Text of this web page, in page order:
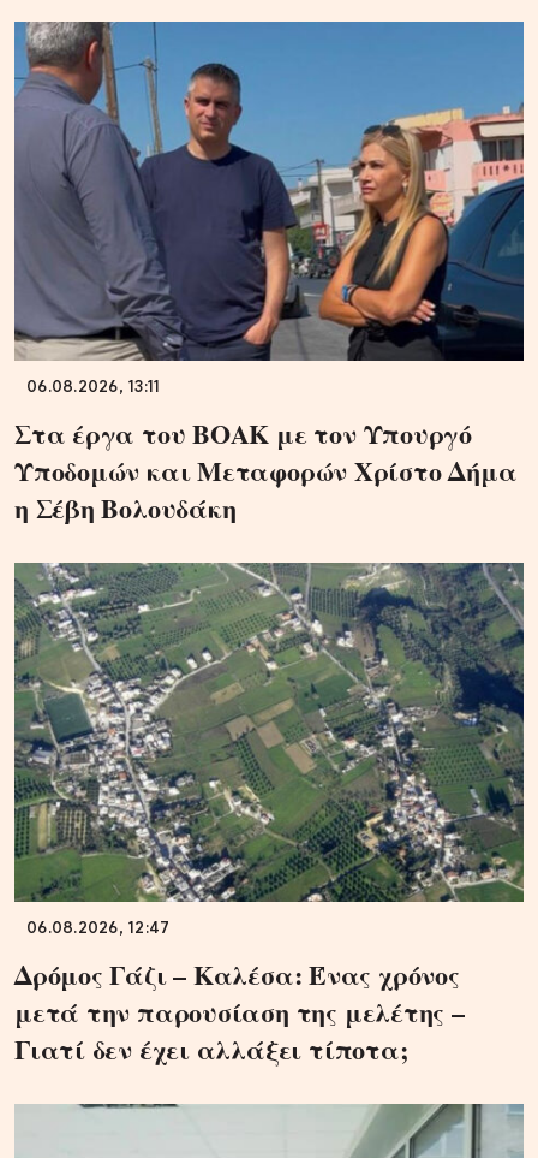
06.08.2026, 13:11
Στα έργα του ΒΟΑΚ με τον Υπουργό
Υποδομών και Μεταφορών Χρίστο Δήμα
η Σέβη Βολουδάκη
06.08.2026, 12:47
Δρόμος Γάζι – Καλέσα: Ένας χρόνος
μετά την παρουσίαση της μελέτης –
Γιατί δεν έχει αλλάξει τίποτα;